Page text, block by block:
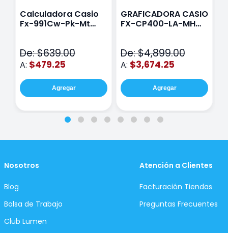
Calculadora Casio
Fx-991Cw-Pk-Mt
De: $639.00
A: $479.25
Agregar
GRAFICADORA CASIO
FX-CP400-LA-MH
De: $4,899.00
A: $3,674.25
Agregar
Nosotros
Blog
Bolsa de Trabajo
Club Lumen
Atención a Clientes
Facturación Tiendas
Preguntas Frecuentes